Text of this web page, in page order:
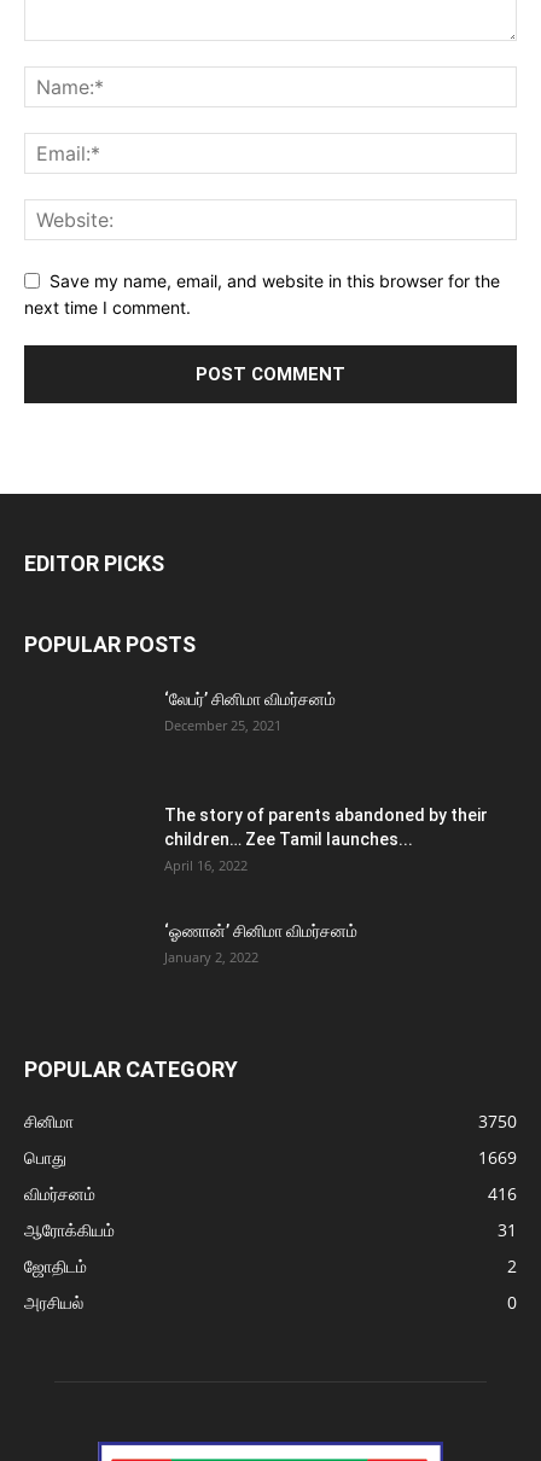
Save my name, email, and website in this browser for the
next time I comment.
EDITOR PICKS
POPULAR POSTS
‘லேபர்’ சினிமா விமர்சனம்
December 25, 2021
The story of parents abandoned by their
children… Zee Tamil launches...
April 16, 2022
‘ஓணான்’ சினிமா விமர்சனம்
January 2, 2022
POPULAR CATEGORY
சினிமா
3750
பொது
1669
விமர்சனம்
416
ஆரோக்கியம்
31
ஜோதிடம்
2
அரசியல்
0